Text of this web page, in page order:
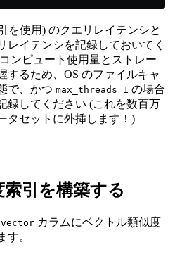
を使用) のクエリレイテンシと
レイテンシを記録しておいてく
ンピュート使用量とストレー
するため、OS のファイルキャ
で、かつ max_threads=1 の場合
録してください (これを数百万
タセットに外挿します！)
引を構築する
vector カラムにベクトル類似度
す。